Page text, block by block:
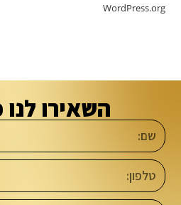
WordPress.org
השאירו